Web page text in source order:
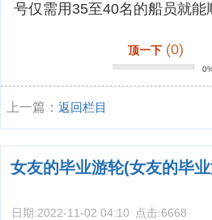
号仅需用35至40名的船员就能
顶一下 (0)
上一篇： 返回栏目
女友的毕业游轮(女友的毕
日期:2022-11-02 04:10 点击:6668